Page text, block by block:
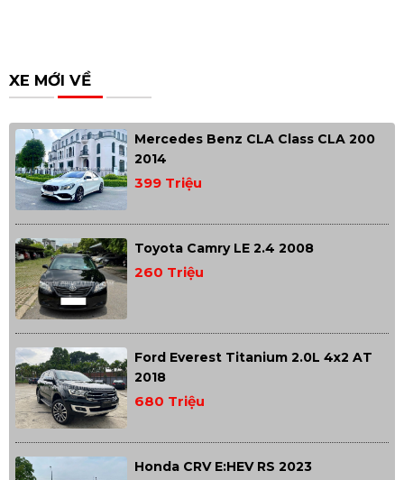
XE MỚI VỀ
Mercedes Benz CLA Class CLA 200
2014
399 Triệu
Toyota Camry LE 2.4 2008
260 Triệu
Ford Everest Titanium 2.0L 4x2 AT
2018
680 Triệu
Honda CRV E:HEV RS 2023